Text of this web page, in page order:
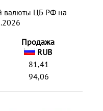
валюты ЦБ РФ на
Продажа
RUB
81,41
94,06